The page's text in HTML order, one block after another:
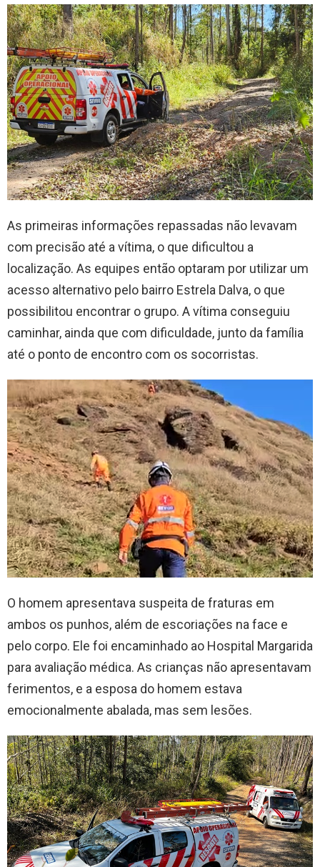
As primeiras informações repassadas não levavam
com precisão até a vítima, o que dificultou a
localização. As equipes então optaram por utilizar um
acesso alternativo pelo bairro Estrela Dalva, o que
possibilitou encontrar o grupo. A vítima conseguiu
caminhar, ainda que com dificuldade, junto da família
até o ponto de encontro com os socorristas.
O homem apresentava suspeita de fraturas em
ambos os punhos, além de escoriações na face e
pelo corpo. Ele foi encaminhado ao Hospital Margarida
para avaliação médica. As crianças não apresentavam
ferimentos, e a esposa do homem estava
emocionalmente abalada, mas sem lesões.